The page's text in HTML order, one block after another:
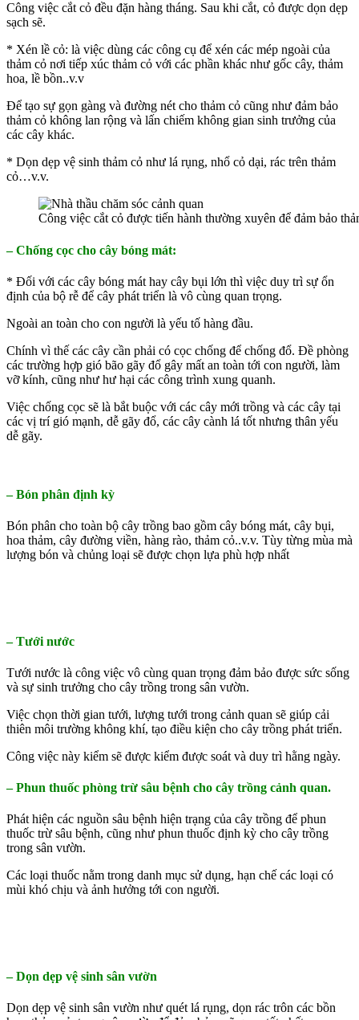
Công việc cắt cỏ đều đặn hàng tháng. Sau khi cắt, cỏ được dọn dẹp
sạch sẽ.
* Xén lề cỏ: là việc dùng các công cụ để xén các mép ngoài của
thảm cỏ nơi tiếp xúc thảm cỏ với các phần khác như gốc cây, thảm
hoa, lề bồn..v.v
Để tạo sự gọn gàng và đường nét cho thảm cỏ cũng như đảm bảo
thảm cỏ không lan rộng và lấn chiếm không gian sinh trưởng của
các cây khác.
* Dọn dẹp vệ sinh thảm cỏ như lá rụng, nhổ cỏ dại, rác trên thảm
cỏ…v.v.
Công việc cắt cỏ được tiến hành thường xuyên để đảm bảo
– Chống cọc cho cây bóng mát:
* Đối với các cây bóng mát hay cây bụi lớn thì việc duy trì sự ổn
định của bộ rễ để cây phát triển là vô cùng quan trọng.
Ngoài an toàn cho con người là yếu tố hàng đầu.
Chính vì thế các cây cần phải có cọc chống để chống đổ. Đề phòng
các trường hợp gió bão gãy đổ gây mất an toàn tới con người, làm
vỡ kính, cũng như hư hại các công trình xung quanh.
Việc chống cọc sẽ là bắt buộc với các cây mới trồng và các cây tại
các vị trí gió mạnh, dễ gãy đổ, các cây cành lá tốt nhưng thân yếu
dễ gãy.
– Bón phân định kỳ
Bón phân cho toàn bộ cây trồng bao gồm cây bóng mát, cây bụi,
hoa thảm, cây đường viền, hàng rào, thảm cỏ..v.v. Tùy từng mùa mà
lượng bón và chủng loại sẽ được chọn lựa phù hợp nhất
– Tưới nước
Tưới nước là công việc vô cùng quan trọng đảm bảo được sức sống
và sự sinh trưởng cho cây trồng trong sân vườn.
Việc chọn thời gian tưới, lượng tưới trong cảnh quan sẽ giúp cải
thiên môi trường không khí, tạo điều kiện cho cây trồng phát triển.
Công việc này kiểm sẽ được kiểm được soát và duy trì hằng ngày.
– Phun thuốc phòng trừ sâu bệnh cho cây trồng cảnh quan.
Phát hiện các nguồn sâu bệnh hiện trạng của cây trồng để phun
thuốc trừ sâu bệnh, cũng như phun thuốc định kỳ cho cây trồng
trong sân vườn.
Các loại thuốc nằm trong danh mục sử dụng, hạn chế các loại có
mùi khó chịu và ảnh hưởng tới con người.
– Dọn dẹp vệ sinh sân vườn
Dọn dẹp vệ sinh sân vườn như quét lá rụng, dọn rác trôn các bồn